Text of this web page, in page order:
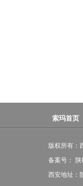
索玛首页
版权所有：
备案号：
西安地址：